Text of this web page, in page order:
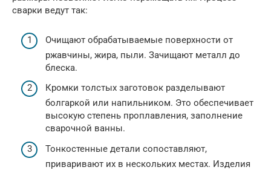
сварки ведут так:
Очищают обрабатываемые поверхности от
ржавчины, жира, пыли. Зачищают металл до
блеска.
Кромки толстых заготовок разделывают
болгаркой или напильником. Это обеспечивает
высокую степень проплавления, заполнение
сварочной ванны.
Тонкостенные детали сопоставляют,
приваривают их в нескольких местах. Изделия